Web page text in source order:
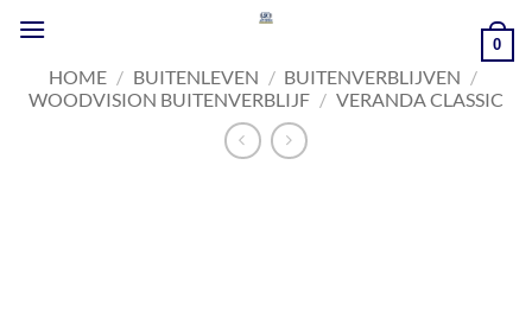
naar
inhoud
0
HOME / BUITENLEVEN / BUITENVERBLIJVEN /
WOODVISION BUITENVERBLIJF / VERANDA CLASSIC